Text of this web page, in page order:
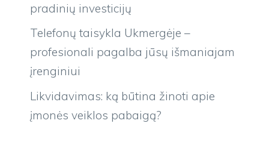
pradinių investicijų
Telefonų taisykla Ukmergėje –
profesionali pagalba jūsų išmaniajam
įrenginiui
Likvidavimas: ką būtina žinoti apie
įmonės veiklos pabaigą?